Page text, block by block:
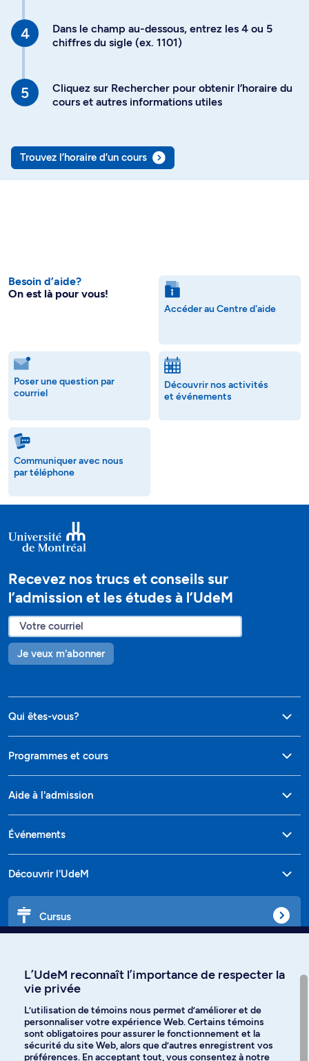
Dans le champ au-dessous, entrez les 4 ou 5
chiffres du sigle (ex. 1101)
Cliquez sur Rechercher pour obtenir l’horaire du
cours et autres informations utiles
Trouvez l’horaire d’un cours
Besoin d’aide?
On est là pour vous!
Accéder au Centre d'aide
Poser une question par
courriel
Découvrir nos activités
et événements
Communiquer avec nous
par téléphone
Recevez nos trucs et conseils sur
l’admission et les études à l’UdeM
Je veux m'abonner
Qui êtes-vous?
Programmes et cours
Aide à l'admission
Événements
Découvrir l'UdeM
Cursus
Langues
L’UdeM reconnaît l’importance de respecter la
vie privée
L’utilisation de témoins nous permet d’améliorer et de
personnaliser votre expérience Web. Certains témoins
sont obligatoires pour assurer le fonctionnement et la
sécurité du site Web, alors que d’autres enregistrent vos
préférences. En acceptant tout, vous consentez à notre